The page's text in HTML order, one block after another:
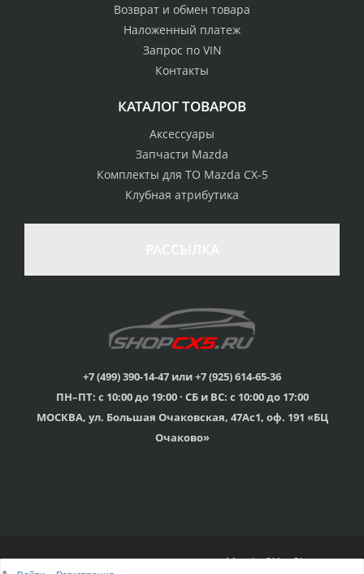
стоимости
товаром
Гарантия качества
Вы можете выбрать
наиболее удобный
для Вас
Профессиональная
консультация
мы знаем о Mazda CX-
Скидки
членам клуба и
обладателям клубных
Оперативная доставка
Возврат и обмен товара
Наложенный платеж
Запрос по VIN
Контакты
КАТАЛОГ ТОВАРОВ
Аксессуары
Запчасти Mazda
Комплекты для ТО Mazda CX-5
Клубная атрибутика
+7 (499) 390-14-47 или +7 (925) 614-65-36
ПН–ПТ: с 10:00 до 19:00 · СБ и ВС: с 10:00 до 17:00
МОСКВА, ул. Большая Очаковская, 47Ас1, оф. 191 «БЦ
Очаково»
© 2015г-2025г., Клубный магазин Mazda CX-5 Shop